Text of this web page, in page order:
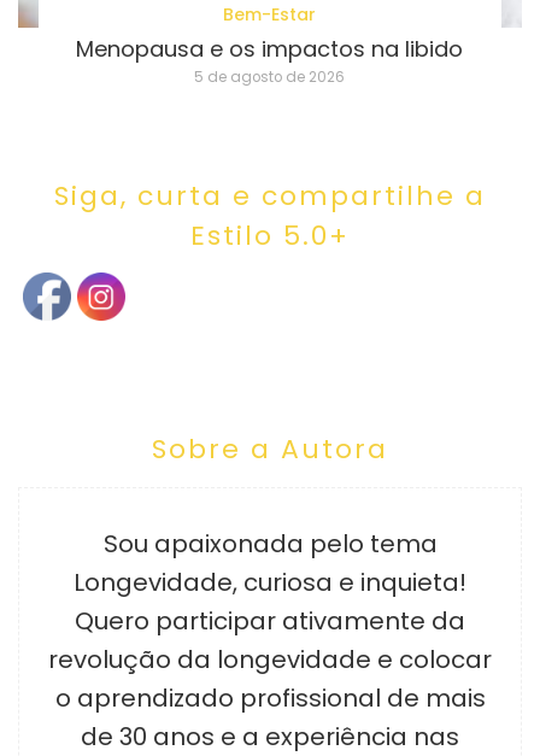
Bem-Estar
Menopausa e os impactos na libido
5 de agosto de 2026
Siga, curta e compartilhe a
Estilo 5.0+
Sobre a Autora
Sou apaixonada pelo tema
Longevidade, curiosa e inquieta!
Quero participar ativamente da
revolução da longevidade e colocar
o aprendizado profissional de mais
de 30 anos e a experiência nas